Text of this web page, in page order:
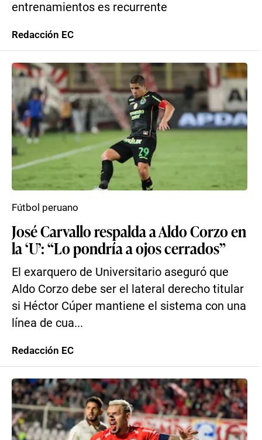
entrenamientos es recurrente
Redacción EC
José Carvallo respalda a Aldo Corzo en
la ‘U’: “Lo pondría a ojos cerrados”
El exarquero de Universitario aseguró que
Aldo Corzo debe ser el lateral derecho titular
si Héctor Cúper mantiene el sistema con una
línea de cua...
Fútbol peruano
Redacción EC